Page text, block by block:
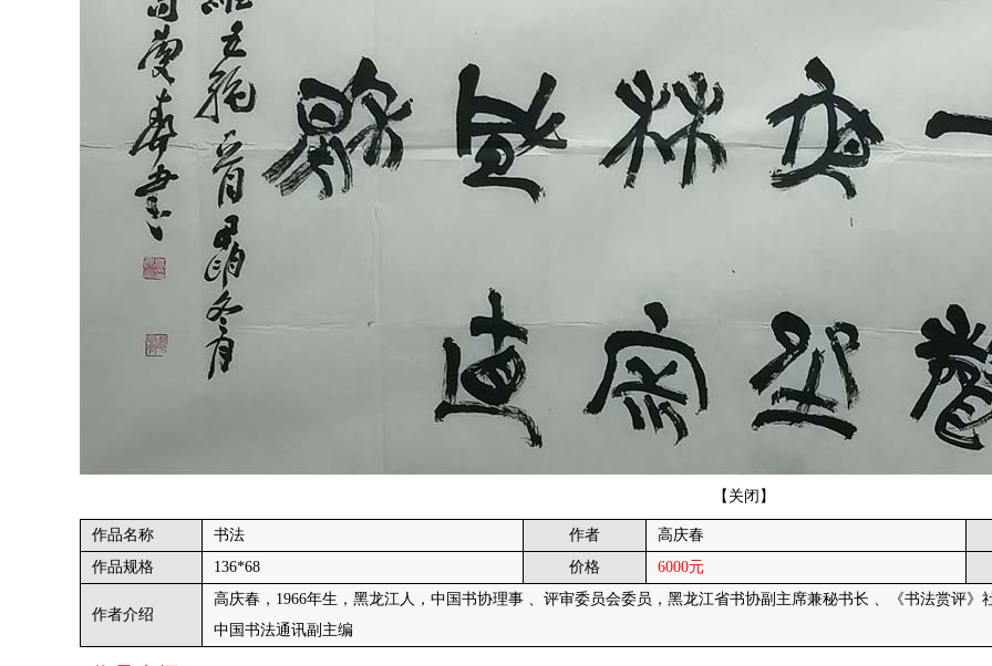
【 关闭 】
作品名称 书法 作者
高庆春
作品规格
136*68 价格 6000元
作者介绍
高庆春，1966年生，黑龙江人，中国书协理事 、评审委员会委员，黑龙江省书协副主席兼秘书长 、《书法赏评
中国书法通讯副主编